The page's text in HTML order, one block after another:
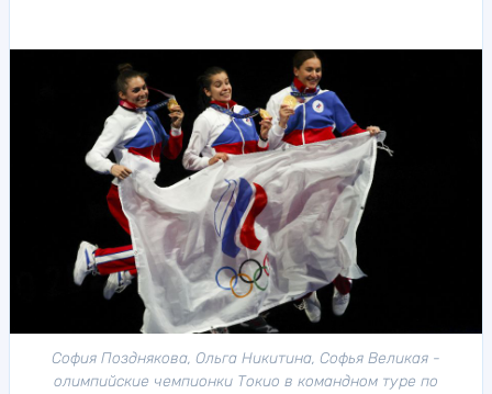
София Позднякова, Ольга Никитина, Софья Великая -
олимпийские чемпионки Токио в командном туре по